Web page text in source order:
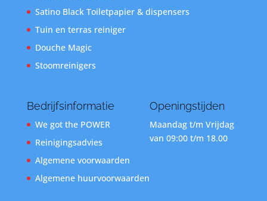
Satino Black Toiletpapier & dispensers
Tuin en terras reiniger
Douche Magic
Stoomreinigers
Bedrijfsinformatie
We got the POWER
Reinigingsadvies
Algemene voorwaarden
Algemene huurvoorwaarden
Openingstijden
Maandag t/m Vrijdag
van 09:00 t/m 18.00